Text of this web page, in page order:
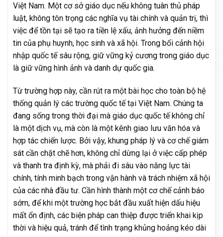
Việt Nam. Một cơ sở giáo dục nếu không tuân thủ pháp
luật, không tôn trọng các nghĩa vụ tài chính và quản trị, thì
việc để tồn tại sẽ tạo ra tiền lệ xấu, ảnh hưởng đến niềm
tin của phụ huynh, học sinh và xã hội. Trong bối cảnh hội
nhập quốc tế sâu rộng, giữ vững kỷ cương trong giáo dục
là giữ vững hình ảnh và danh dự quốc gia.
Từ trường hợp này, cần rút ra một bài học cho toàn bộ hệ
thống quản lý các trường quốc tế tại Việt Nam. Chúng ta
đang sống trong thời đại mà giáo dục quốc tế không chỉ
là một dịch vụ, mà còn là một kênh giao lưu văn hóa và
hợp tác chiến lược. Bởi vậy, khung pháp lý và cơ chế giám
sát cần chặt chẽ hơn, không chỉ dừng lại ở việc cấp phép
và thanh tra định kỳ, mà phải đi sâu vào năng lực tài
chính, tính minh bạch trong vận hành và trách nhiệm xã hội
của các nhà đầu tư. Cần hình thành một cơ chế cảnh báo
sớm, để khi một trường học bắt đầu xuất hiện dấu hiệu
mất ổn định, các biện pháp can thiệp được triển khai kịp
thời và hiệu quả, tránh để tình trạng khủng hoảng kéo dài